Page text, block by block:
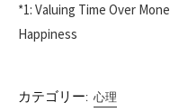
*1: Valuing Time Over
Happiness
カテゴリー: 心理